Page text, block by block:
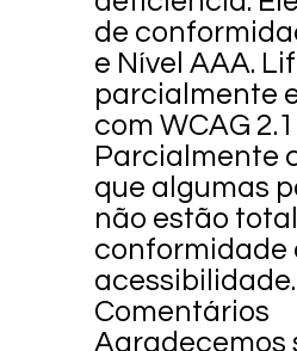
de
e Nível AAA.
parcialmente
com WCAG
Parcialmente
que algumas
não estão
conformidade
acessibilidade.
Comentários
Agradecemos